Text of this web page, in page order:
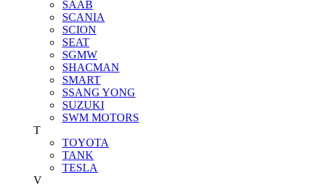
SAAB
SCANIA
SCION
SEAT
SGMW
SHACMAN
SMART
SSANG YONG
SUZUKI
SWM MOTORS
T
TOYOTA
TANK
TESLA
V